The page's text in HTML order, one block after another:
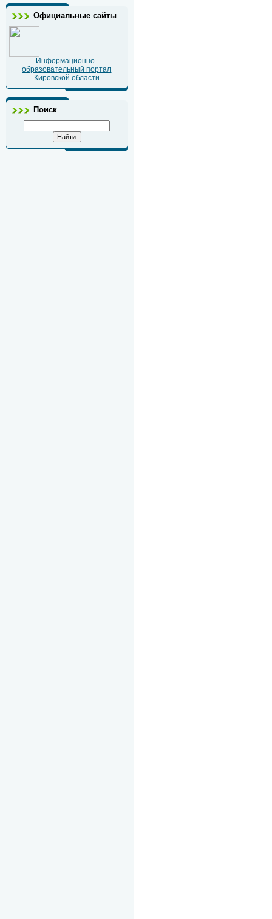
Официальные сайты
Информационно-
образовательный портал
Кировской области
Поиск